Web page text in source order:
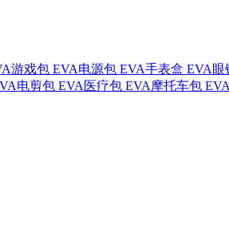
游戏包 EVA电源包 EVA手表盒 EVA眼
电剪包 EVA医疗包 EVA摩托车包